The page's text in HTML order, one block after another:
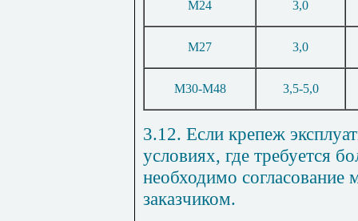
М24 3,0
М27 3,0
М30-М48 3,5-5,0
3.12. Если крепеж
условиях, где требуется
необходимо
заказчиком.